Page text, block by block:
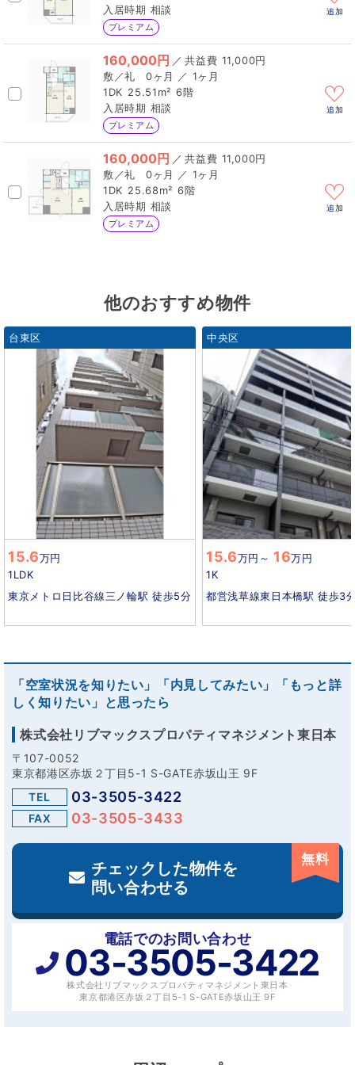
相談
プレミアム
追加
160,000円 ／
11,000円
0ヶ月 ／ 1ヶ月
1DK 25.51m² 6階
相談
プレミアム
追加
160,000円 ／
11,000円
0ヶ月 ／ 1ヶ月
1DK 25.68m² 6階
相談
プレミアム
追加
他のおすすめ物件
台東区
15.6万円
1LDK
東京メトロ日比谷線三ノ輪駅 徒歩5分
中央区
15.6万円 ～ 16万円
1K
都営浅草線東日本橋駅 徒歩3
「空室状況を知りたい」「内見してみたい」「もっと詳
しく知りたい」と思ったら
株式会社リブマックスプロパティマネジメント東日本
〒107-0052
東京都港区赤坂２丁目5-1 S-GATE赤坂山王 9F
TEL
03-3505-3422
FAX 03-3505-3433
チェックした物件を
問い合わせる
無料
電話でのお問い合わせ
03-3505-3422
株式会社リブマックスプロパティマネジメント東日本
東京都港区赤坂２丁目5-1 S-GATE赤坂山王 9F